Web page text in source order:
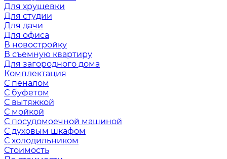
Для хрущевки
Для студии
Для дачи
Для офиса
В новостройку
В съемную квартиру
Для загородного дома
Комплектация
С пеналом
С буфетом
С вытяжкой
С мойкой
С посудомоечной машиной
С духовым шкафом
С холодильником
Стоимость